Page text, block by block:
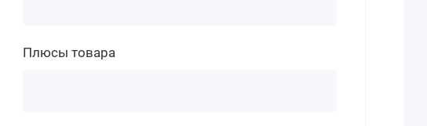
Плюсы товара